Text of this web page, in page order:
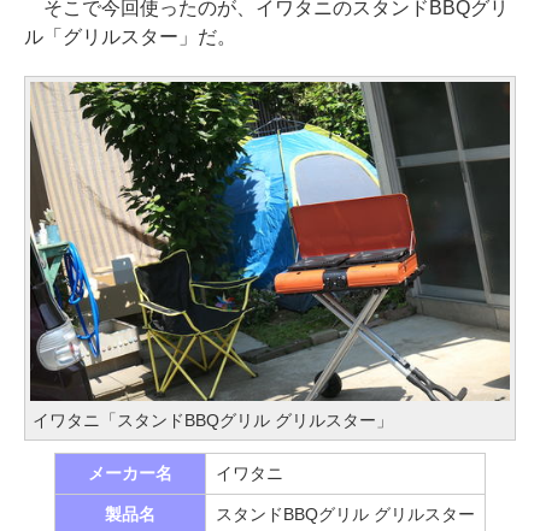
そこで今回使ったのが、イワタニのスタンドBBQグリ
ル「グリルスター」だ。
イワタニ「スタンドBBQグリル グリルスター」
メーカー名 イワタニ
製品名 スタンドBBQグリル グリルスター